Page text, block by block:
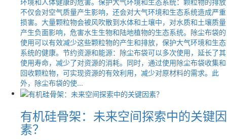
不仅会对空气质量产生影响，还会对大气环境和生态系统造成严重
损害。大量颗粒物会被风吹散到水体和土壤中，对水质和土壤质量
产生负面影响，危害水生生物和陆地植物的生态系统。除尘布袋的
使用可以有效减少这些颗粒物的产生和排放，保护大气环境和生态
系统的健康。节约资源和能源：除尘布袋可以多次使用，延长了其
使用寿命，减少了对资源的消耗。同时，通过使用除尘布袋收集和
回收颗粒物，可实现资源的有效利用，减少对原材料的需求。此
外，除尘布袋的使...
有机硅骨架：未来空间探索中的关键因
素？